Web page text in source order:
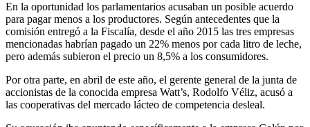
En la oportunidad los parlamentarios acusaban un posible acuerdo
para pagar menos a los productores. Según antecedentes que la
comisión entregó a la Fiscalía, desde el año 2015 las tres empresas
mencionadas habrían pagado un 22% menos por cada litro de leche,
pero además subieron el precio un 8,5% a los consumidores.
Por otra parte, en abril de este año, el gerente general de la junta de
accionistas de la conocida empresa Watt’s, Rodolfo Véliz, acusó a
las cooperativas del mercado lácteo de competencia desleal.